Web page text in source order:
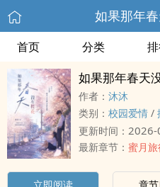
如果那年
首页 分类
如果那年春天
作者： 沐沐
类别： 校园爱情 /
更新时间： 2026-
最新章节： 蜜月